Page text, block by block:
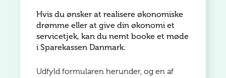
Hvis du ønsker at realisere økonomiske
drømme eller at give din økonomi et
servicetjek, kan du nemt booke et møde
i Sparekassen Danmark.
Udfyld formularen herunder, og en af